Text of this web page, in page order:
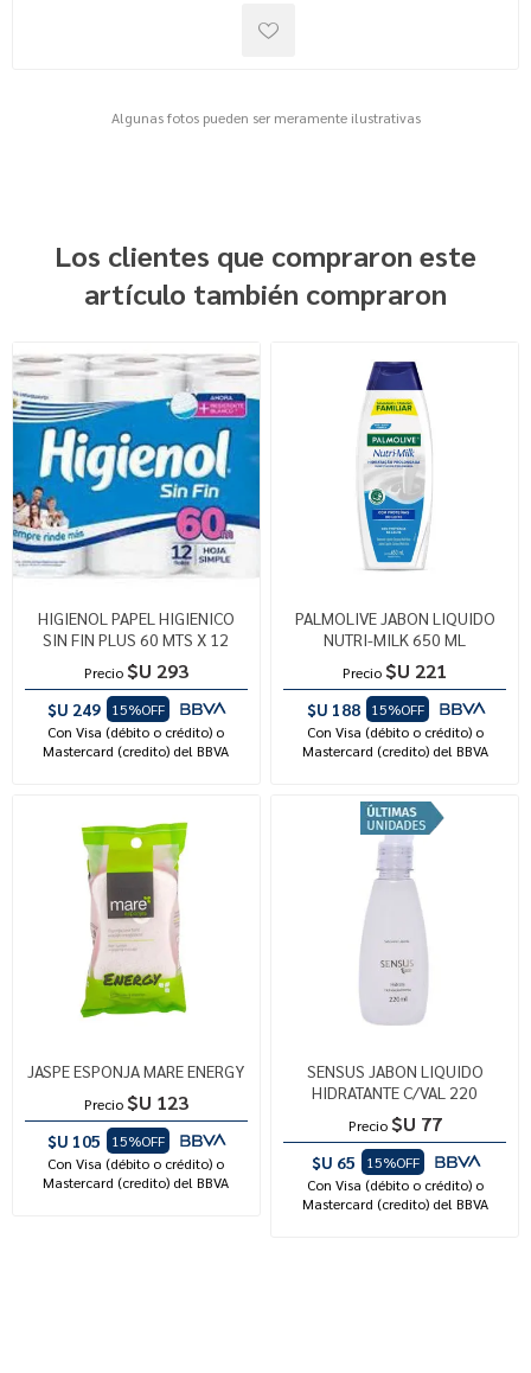
Algunas fotos pueden ser meramente ilustrativas
Los clientes que compraron este
artículo también compraron
HIGIENOL PAPEL HIGIENICO
SIN FIN PLUS 60 MTS X 12
Precio $U 293
$U 249
15%OFF
Con Visa (débito o crédito) o
Mastercard (credito) del BBVA
PALMOLIVE JABON LIQUIDO
NUTRI-MILK 650 ML
Precio $U 221
$U 188
15%OFF
Con Visa (débito o crédito) o
Mastercard (credito) del BBVA
JASPE ESPONJA MARE ENERGY
Precio $U 123
$U 105
15%OFF
Con Visa (débito o crédito) o
Mastercard (credito) del BBVA
SENSUS JABON LIQUIDO
HIDRATANTE C/VAL 220
Precio $U 77
$U 65
15%OFF
Con Visa (débito o crédito) o
Mastercard (credito) del BBVA